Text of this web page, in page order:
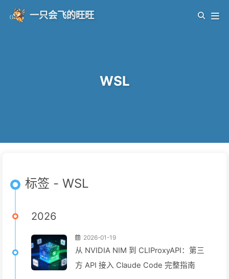
一只会飞的旺旺
WSL
标签 - WSL
2026
2026-01-19
从 NVIDIA NIM 到 CLIProxyAPI：第三
方 API 接入 Claude Code 完整指南